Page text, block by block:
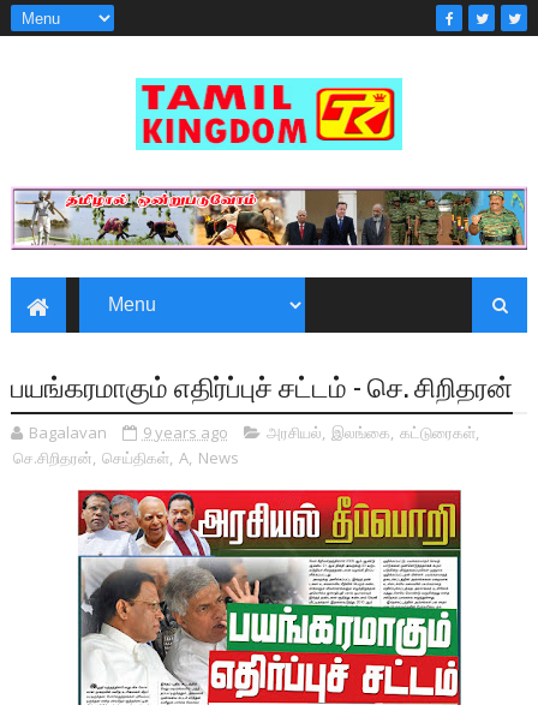
பயங்கரமாகும் எதிர்ப்புச் சட்டம் - செ. சிறி­தரன்
Bagalavan 9 years ago அரசியல், இலங்கை, கட்டுரைகள்,
செ.சிறிதரன், செய்திகள், A, News